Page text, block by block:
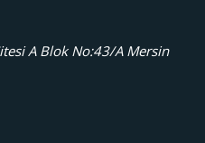
A Blok No:43/A Mersin